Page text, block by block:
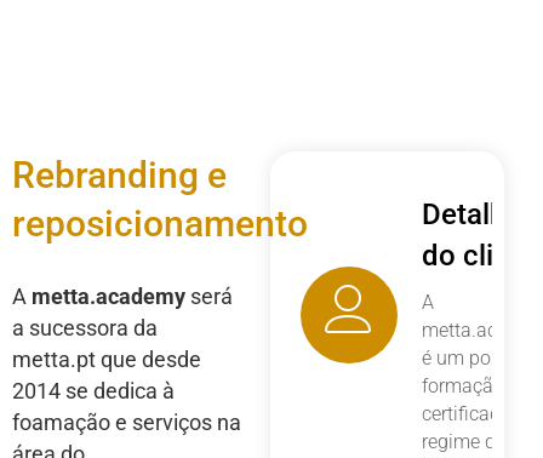
Detalhes
do
A
é um portal de
formação
certificada em
regime de
Rebranding e
reposicionamento
A metta.academy será
a sucessora da
metta.pt que desde
2014 se dedica à
foamação e serviços na